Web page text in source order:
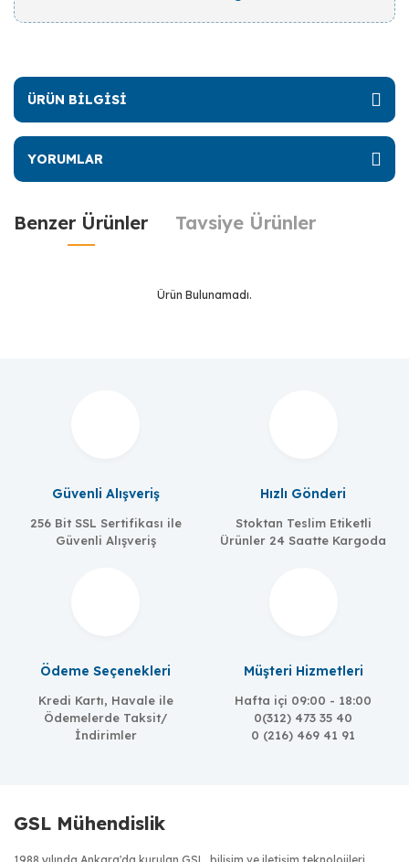
ÜRÜN BİLGİSİ
YORUMLAR
Benzer Ürünler Tavsiye Ürünler
Ürün Bulunamadı.
Güvenli Alışveriş
256 Bit SSL Sertifikası ile
Güvenli Alışveriş
Hızlı Gönderi
Stoktan Teslim Etiketli
Ürünler 24 Saatte Kargoda
Ödeme Seçenekleri
Kredi Kartı, Havale ile
Ödemelerde Taksit/
İndirimler
Müşteri Hizmetleri
Hafta içi 09:00 - 18:00
0(312) 473 35 40
0 (216) 469 41 91
GSL Mühendislik